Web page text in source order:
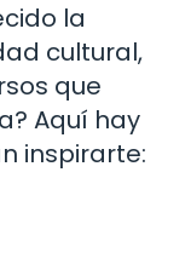
la
cultural,
que
Aquí hay
inspirarte: